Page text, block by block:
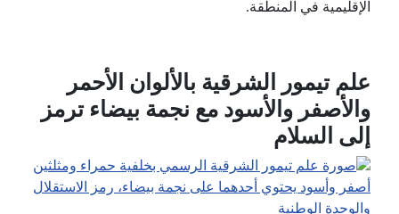
الإقليمية في المنطقة.
علم تيمور الشرقية بالألوان الأحمر
والأصفر والأسود مع نجمة بيضاء ترمز
إلى السلام